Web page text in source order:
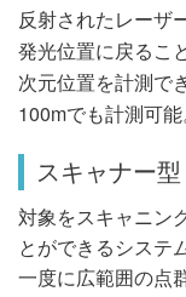
反射されたレーザ
発光位置に戻るこ
次元位置を計測で
100mでも計測可能
スキャナー型
対象をスキャニン
とができるシステ
一度に広範囲の点